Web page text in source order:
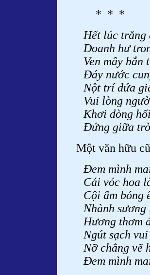
* * *
Hết lúc trăng
Doanh hư
Ven mây bắn
Đáy nước
Nột trí đứa
Vui lòng
Khơi dòng
Đứng giữa
Một văn hữu
Đem mình
Cái vóc hoa
Cội ấm bóng
Nhành
Hương thơm
Ngút sạch
Nỡ chẳng vẽ
Đem mình